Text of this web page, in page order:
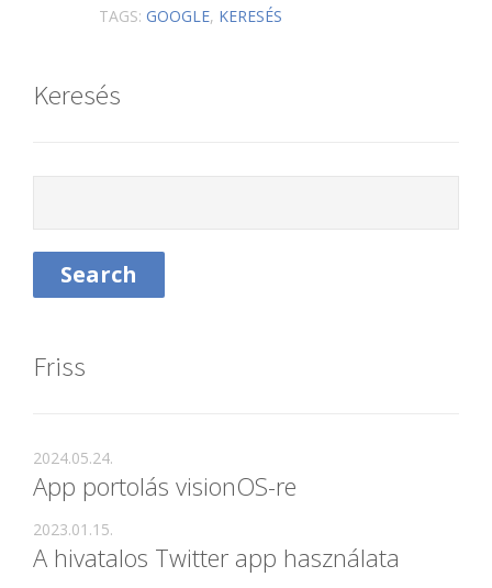
TAGS: GOOGLE, KERESÉS
Keresés
Friss
App portolás visionOS-re
2024.05.24.
A hivatalos Twitter app használata
2023.01.15.